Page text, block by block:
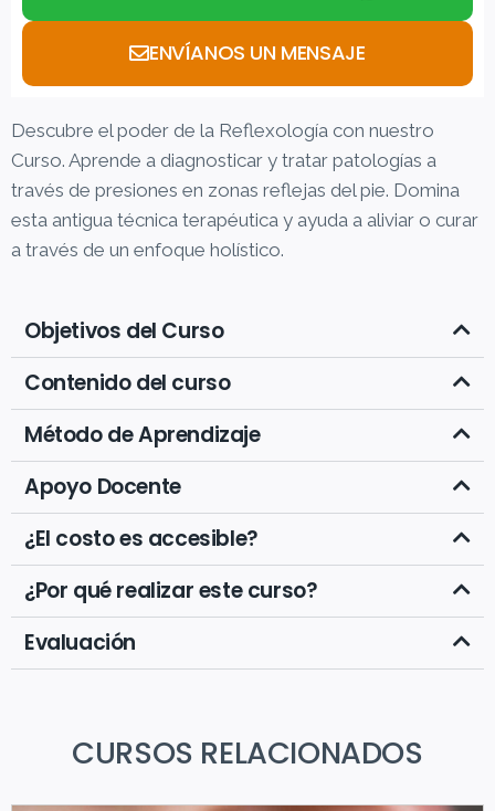
Descubre el poder de la Reflexología con nuestro
Curso. Aprende a diagnosticar y tratar patologías a
través de presiones en zonas reflejas del pie. Domina
esta antigua técnica terapéutica y ayuda a aliviar o curar
a través de un enfoque holístico.
Objetivos del Curso
Contenido del curso
Método de Aprendizaje
Apoyo Docente
¿El costo es accesible?
¿Por qué realizar este curso?
Evaluación
ENVÍANOS UN MENSAJE
CURSOS RELACIONADOS